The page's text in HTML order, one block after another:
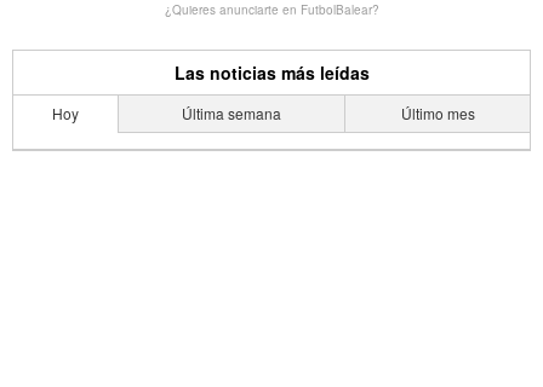
¿Quieres anunciarte en FutbolBalear?
Las noticias más leídas
Hoy Última semana Último mes